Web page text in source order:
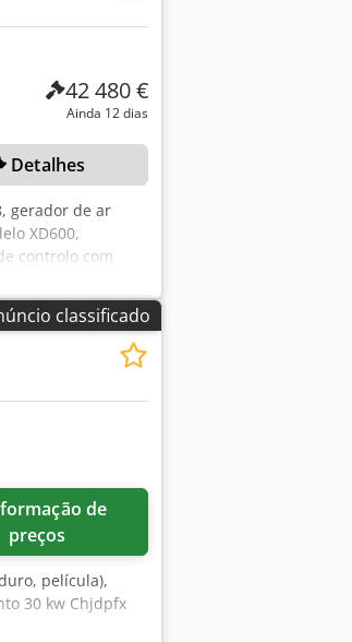
42 480 €
Ainda 12 dias
Detalhes
gerador de ar
XD600,
controlo com
de
2 bombas de
de
Logic Server,
o
classificado
preços
película),
30 kw Chjdpfx